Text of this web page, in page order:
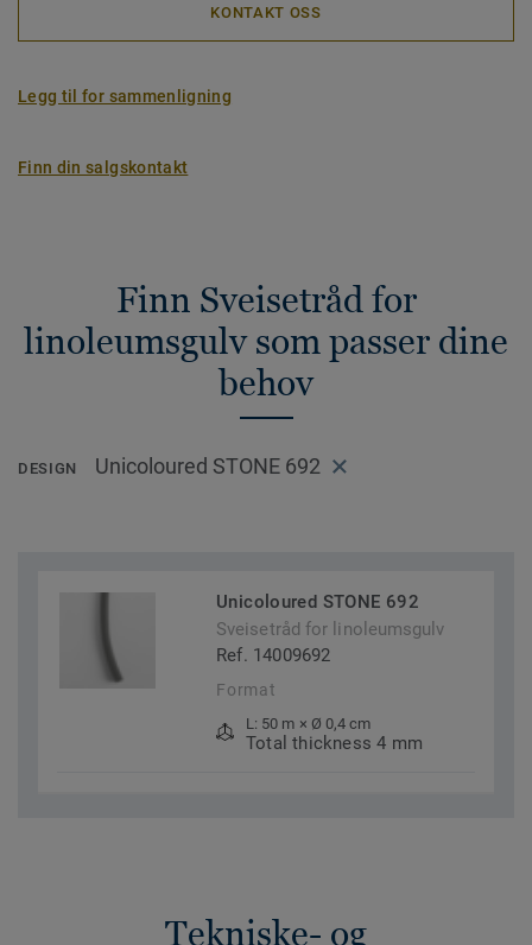
KONTAKT OSS
Legg til for sammenligning
Finn din salgskontakt
Finn Sveisetråd for
linoleumsgulv som passer dine
behov
DESIGN Unicoloured STONE 692
Unicoloured STONE 692
Sveisetråd for linoleumsgulv
Ref. 14009692
Format
L: 50 m × Ø 0,4 cm
Total thickness 4 mm
Tekniske- og